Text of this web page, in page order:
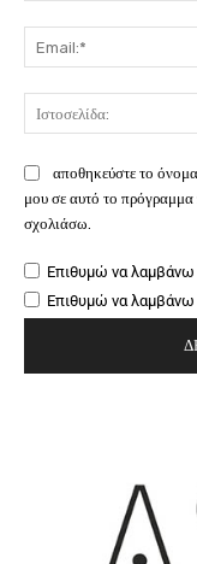
αποθηκεύστε το
μου σε αυτό το
σχολιάσω.
Επιθυμώ να λαμβάνω
Επιθυμώ να λαμβάνω